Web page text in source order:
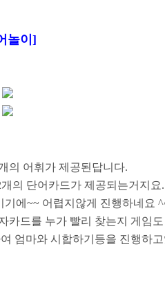
놀이]
의 어휘가 제공된답니다.
의 단어카드가 제공되는거지요.
에~~ 어렵지않게 진행하네요
카드를 누가 빨리 찾는지 게임
엄마와 시합하기등을 진행하